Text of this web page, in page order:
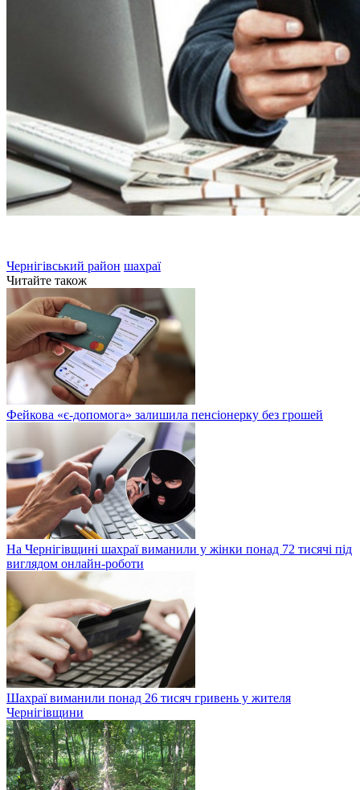
Чернігівський район шахраї
Читайте також
Фейкова «є-допомога» залишила пенсіонерку без грошей
На Чернігівщині шахраї виманили у жінки понад 72 тисячі під
виглядом онлайн-роботи
Шахраї виманили понад 26 тисяч гривень у жителя
Чернігівщини